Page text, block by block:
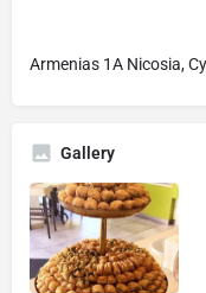
Armenias 1A Nicosia,
Gallery